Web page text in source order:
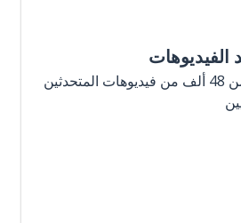
الفيديوهات
أكثر من 48 ألف من فيديوهات المتحدثين